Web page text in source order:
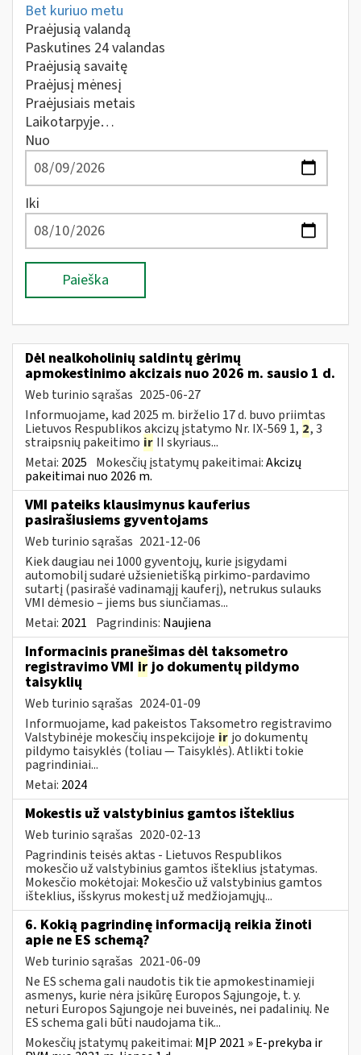
Bet kuriuo metu
Praėjusią valandą
Paskutines 24 valandas
Praėjusią savaitę
Praėjusį mėnesį
Praėjusiais metais
Laikotarpyje…
Nuo
Iki
Paieška
Dėl nealkoholinių saldintų gėrimų
apmokestinimo akcizais nuo 2026 m. sausio 1 d.
Web turinio sąrašas 2025-06-27
Informuojame, kad 2025 m. birželio 17 d. buvo priimtas
Lietuvos Respublikos akcizų įstatymo Nr. IX-569 1, 2, 3
straipsnių pakeitimo ir II skyriaus...
Metai: 2025 Mokesčių įstatymų pakeitimai:Akcizų
pakeitimai nuo 2026 m.
VMI pateiks klausimynus kauferius
pasirašiusiems gyventojams
Web turinio sąrašas 2021-12-06
Kiek daugiau nei 1000 gyventojų, kurie įsigydami
automobilį sudarė užsienietišką pirkimo-pardavimo
sutartį (pasirašė vadinamąjį kauferį), netrukus sulauks
VMI dėmesio – jiems bus siunčiamas...
Metai: 2021 Pagrindinis: Naujiena
Informacinis pranešimas dėl taksometro
registravimo VMI irjo dokumentų pildymo
taisyklių
Web turinio sąrašas 2024-01-09
Informuojame, kad pakeistos Taksometro registravimo
Valstybinėje mokesčių inspekcijoje ir jo dokumentų
pildymo taisyklės (toliau — Taisyklės). Atlikti tokie
pagrindiniai...
Metai: 2024
Mokestis už valstybinius gamtos išteklius
Web turinio sąrašas 2020-02-13
Pagrindinis teisės aktas - Lietuvos Respublikos
mokesčio už valstybinius gamtos išteklius įstatymas.
Mokesčio mokėtojai: Mokesčio už valstybinius gamtos
išteklius, išskyrus mokestį už medžiojamųjų...
6. Kokią pagrindinę informaciją reikia žinoti
apie ne ES schemą?
Web turinio sąrašas 2021-06-09
Ne ES schema gali naudotis tik tie apmokestinamieji
asmenys, kurie nėra įsikūrę Europos Sąjungoje, t. y.
neturi Europos Sąjungoje nei buveinės, nei padalinių. Ne
ES schema gali būti naudojama tik...
Mokesčių įstatymų pakeitimai: MĮP 2021 » E-prekyba ir